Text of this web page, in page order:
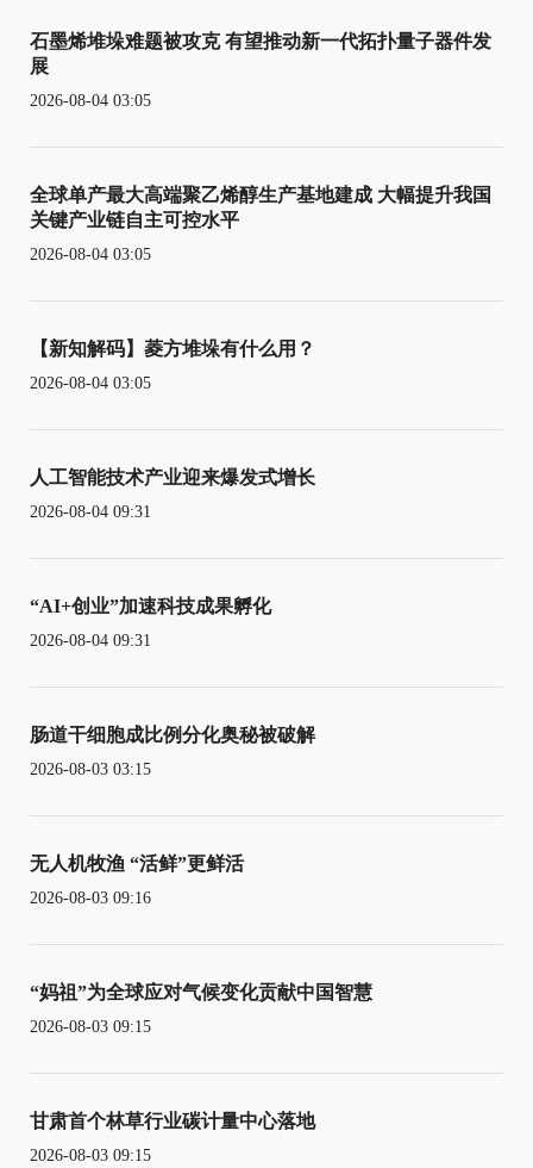
石墨烯堆垛难题被攻克 有望推动新一代拓扑量子器件发
展
2026-08-04 03:05
全球单产最大高端聚乙烯醇生产基地建成 大幅提升我国
关键产业链自主可控水平
2026-08-04 03:05
【新知解码】菱方堆垛有什么用？
2026-08-04 03:05
人工智能技术产业迎来爆发式增长
2026-08-04 09:31
“AI+创业”加速科技成果孵化
2026-08-04 09:31
肠道干细胞成比例分化奥秘被破解
2026-08-03 03:15
无人机牧渔 “活鲜”更鲜活
2026-08-03 09:16
“妈祖”为全球应对气候变化贡献中国智慧
2026-08-03 09:15
甘肃首个林草行业碳计量中心落地
2026-08-03 09:15